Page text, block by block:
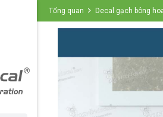
Tổng quan Decal gạch bông